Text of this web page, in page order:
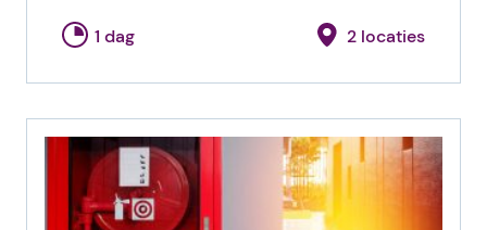
1 dag 2 locaties